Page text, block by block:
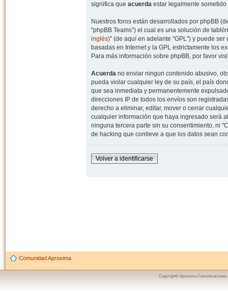
significa que acuerdaestar legalmente sometido
Nuestros foros están desarrollados por phpBB
"phpBB Teams") el cual es una solución de
inglés)" (de aquí en adelante "GPL") y puede
basadas en Internet y la GPL estrictamente los
Para más información sobre phpBB, por favor
Acuerdano enviar ningun contenido abusivo,
pueda violar cualquier ley de su país, el país
que sea inmediata y permanentemente
direcciones IP de todos los envíos son
derecho a eliminar, editar, mover o cerrar
cualquier información que haya ingresado será
ninguna tercera parte sin su consentimiento, ni
de hacking que conlleve a que los datos sean
Volver a identificarse
Comunidad Aproxima
Copyright© Aproxima Comunicaciones